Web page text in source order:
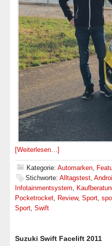
[Weiterlesen…]
Kategorie: Automarken,
Stichworte: Alltagstest,
Infotainmentsystem,
Pocketrocket, Review, Sport,
Sport, Swift
Suzuki Swift Facelift 2011